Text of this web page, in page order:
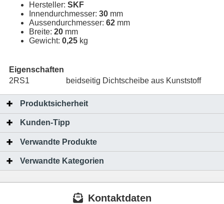
Hersteller: SKF
Innendurchmesser: 30 mm
Aussendurchmesser: 62 mm
Breite: 20 mm
Gewicht: 0,25 kg
Eigenschaften
2RS1
beidseitig Dichtscheibe aus Kunststoff
Produktsicherheit
Kunden-Tipp
Verwandte Produkte
Verwandte Kategorien
Kontaktdaten